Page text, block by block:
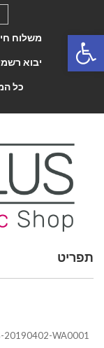
משלוח
יבוא
כל
Toggle
תפריט
20190402-WA0001